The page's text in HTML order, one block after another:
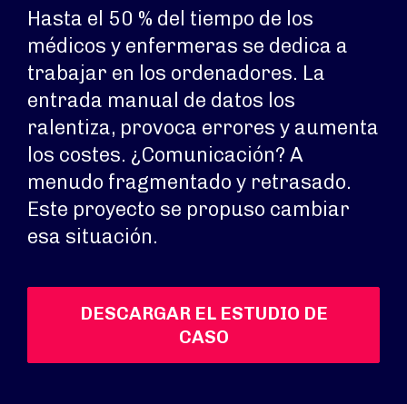
Hasta el 50 % del tiempo de los
médicos y enfermeras se dedica a
trabajar en los ordenadores. La
entrada manual de datos los
ralentiza, provoca errores y aumenta
los costes. ¿Comunicación? A
menudo fragmentado y retrasado.
Este proyecto se propuso cambiar
esa situación.
DESCARGAR EL ESTUDIO DE
CASO